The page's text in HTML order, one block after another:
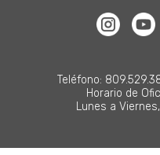
Teléfono:
Horario de
Lunes a